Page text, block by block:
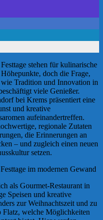
Festtage stehen für kulinarische
Höhepunkte, doch die Frage,
wie Tradition und Innovation in
viele Genießer.
bei Krems präsentiert eine
und kreative
aufeinandertreffen.
regionale Zutaten
die Erinnerungen an
– und zugleich einen neuen
setzen.
im modernen Gewand
als Gourmet-Restaurant in
Speisen und kreative
zur Weihnachtszeit und zu
Flatz, welche Möglichkeiten